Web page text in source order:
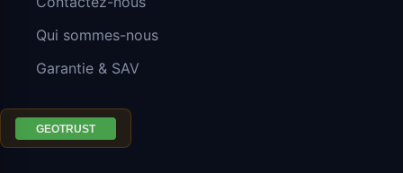
Qui sommes-nous
Garantie & SAV